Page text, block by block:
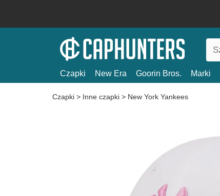
Czapki New Era Goorin Bros. Marki
Czapki > Inne czapki > New York Yankees